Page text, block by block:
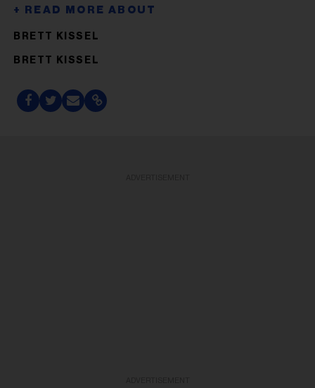
BRETT KISSEL
BRETT KISSEL